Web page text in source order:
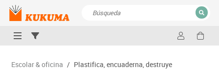
CERRAR
Escolar & oficina / Plastifica, encuaderna, destruye